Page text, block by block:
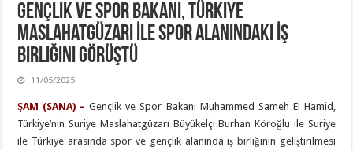
Gençlik Ve Spor Bakanı, Türkiye
Maslahatgüzarı İle Spor Alanındaki İş
Birliğini Görüştü
11/05/2025
ŞAM (SANA) –Gençlik ve Spor Bakanı Muhammed Sameh El Hamid,
Türkiye’nin Suriye Maslahatgüzarı Büyükelçi Burhan Köroğlu ile Suriye
ile Türkiye arasında spor ve gençlik alanında iş birliğinin geliştirilmesi